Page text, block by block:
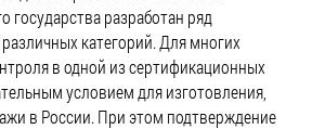
государства разработан ряд
категорий. Для многих
в одной из сертификационных
условием для изготовления,
в России. При этом подтверждение